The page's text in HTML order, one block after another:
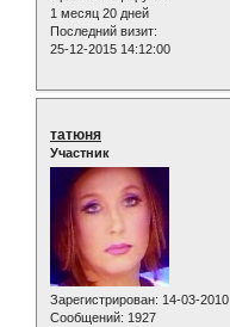
1 месяц 20 дней
Последний визит:
25-12-2015 14:12:00
татюня
Участник
Зарегистрирован: 14-03-2010
Сообщений: 1927